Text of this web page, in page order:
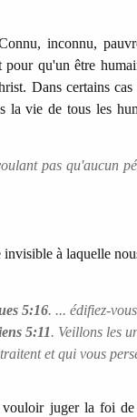
inconnu,
qu'un être
Dans certains
la vie de tous les
pas qu'aucun
à laquelle
5:16. ... édifiez-
5:11. Veillons les
et qui vous
juger la foi